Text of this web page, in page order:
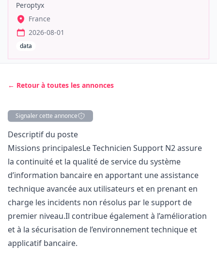
Peroptyx
France
2026-08-01
data
← Retour à toutes les annonces
Signaler cette annonce
Description
Descriptif du poste
Missions principalesLe Technicien Support N2 assure
la continuité et la qualité de service du système
d’information bancaire en apportant une assistance
technique avancée aux utilisateurs et en prenant en
charge les incidents non résolus par le support de
premier niveau.Il contribue également à l’amélioration
et à la sécurisation de l’environnement technique et
applicatif bancaire.